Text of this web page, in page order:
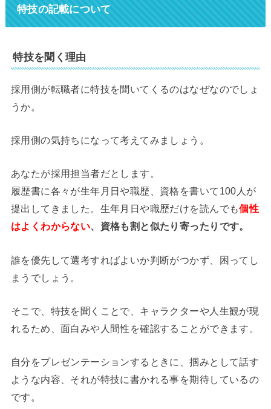
特技の記載について
特技を聞く理由
採用側が転職者に特技を聞いてくるのはなぜなのでしょ
うか。
採用側の気持ちになって考えてみましょう。
あなたが採用担当者だとします。
履歴書に各々が生年月日や職歴、資格を書いて100人が
提出してきました。生年月日や職歴だけを読んでも個性
はよくわからない、資格も割と似たり寄ったりです。
誰を優先して選考すればよいか判断がつかず、困ってし
まうでしょう。
そこで、特技を聞くことで、キャラクターや人生観が現
れるため、面白みや人間性を確認することができます。
自分をプレゼンテーションするときに、掴みとして話す
ような内容、それが特技に書かれる事を期待しているの
です。